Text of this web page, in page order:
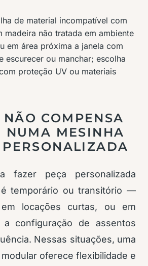
de material incompatível com
madeira não tratada em ambiente
em área próxima a janela com
escurecer ou manchar; escolha
proteção UV ou materiais
COMPENSA
NUMA MESINHA
fazer peça personalizada
temporário ou transitório —
locações curtas, ou em
a configuração de assentos
Nessas situações, uma
oferece flexibilidade e